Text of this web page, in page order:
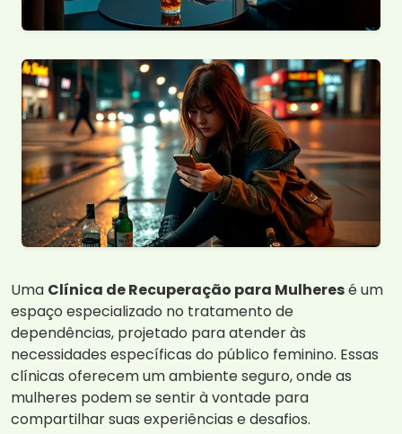
Uma Clínica de Recuperação para Mulheresé um
espaço especializado no tratamento de
dependências, projetado para atender às
necessidades específicas do público feminino. Essas
clínicas oferecem um ambiente seguro, onde as
mulheres podem se sentir à vontade para
compartilhar suas experiências e desafios.